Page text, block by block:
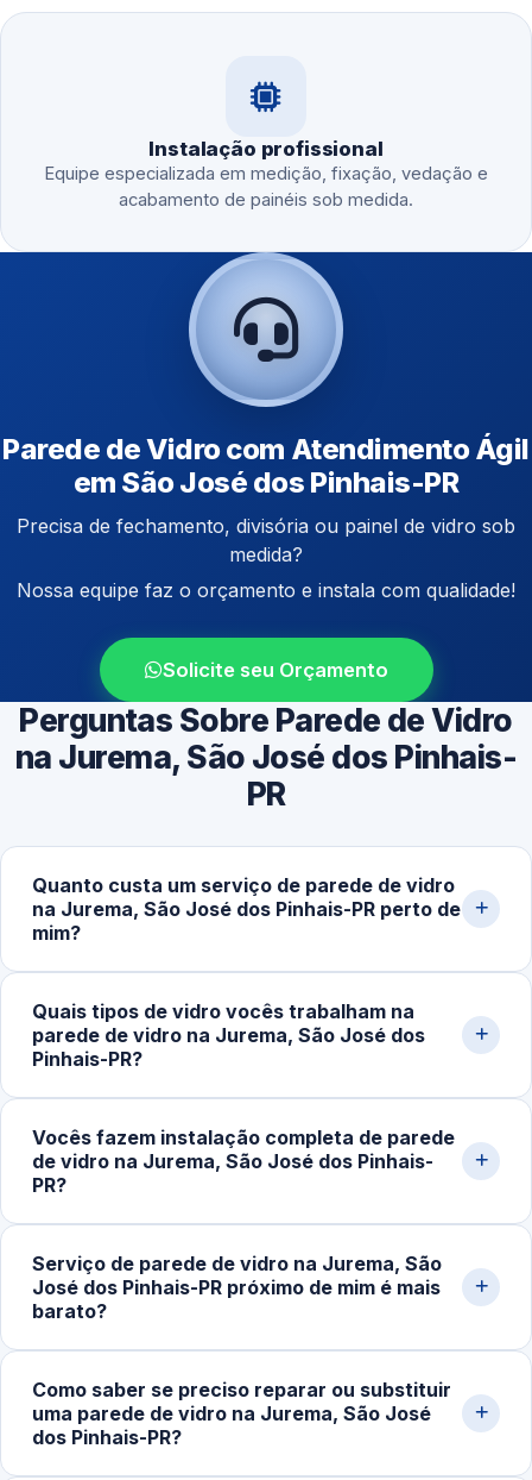
Instalação profissional
Equipe especializada em medição, fixação, vedação e
acabamento de painéis sob medida.
Parede de Vidro com Atendimento Ágil
em São José dos Pinhais-PR
Precisa de fechamento, divisória ou painel de vidro sob
medida?
Nossa equipe faz o orçamento e instala com qualidade!
Solicite seu Orçamento
Perguntas Sobre Parede de Vidro
na Jurema, São José dos Pinhais-
PR
Quanto custa um serviço de parede de vidro
na Jurema, São José dos Pinhais-PR perto de
mim?
estrutura e complexidade. Valores médios ficam entre
R$280,00 e R$1.200,00 por m², podendo mudar
WhatsApp.
Quais tipos de vidro vocês trabalham na
parede de vidro na Jurema, São José dos
Pinhais-PR?
jateado, refletivo e laminado, em espessuras de 8mm,
10mm e 12mm conforme a aplicação e o tamanho do
Vocês fazem instalação completa de parede
de vidro na Jurema, São José dos Pinhais-
PR?
vidro, incluindo painéis fixos, divisórias internas,
fechamentos panorâmicos e estruturas para banheiros.
Serviço de parede de vidro na Jurema, São
José dos Pinhais-PR próximo de mim é mais
barato?
executado por uma vidraçaria próxima da sua
localização, os custos de deslocamento e transporte de
Como saber se preciso reparar ou substituir
uma parede de vidro na Jurema, São José
dos Pinhais-PR?